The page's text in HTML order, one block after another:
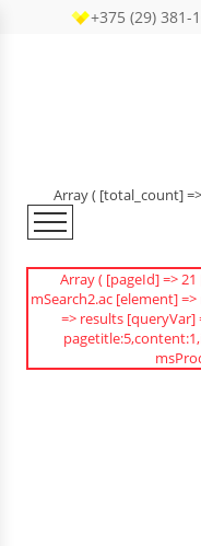
СТАТЬИ
ДЛЯ ВОРОТ, КАЛИТОК
ДЛЯ ВОРОТ, ШЛАГБАУМЫ
ГОТОВЫЕ ИЗДЕЛИЯ,
ФУРНИТУРА ДЛЯ
ДЛЯ ОТКАТНЫХ ВОРОТ
АВТОМАТИКА ДЛЯ
ГАРАЖНЫХ ВОРОТ
МЕХАНИЧЕСКИЙ
Fibaro (умный дом),
СИСТЕМЫ GSM PAL-ES
+375 (29) 381-
Array ( [pageId] =>
mSearch2.ac [element]
=> results [queryVar]
Array ( [total_count]